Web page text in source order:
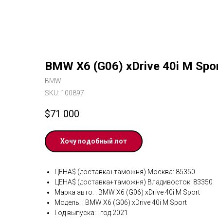
BMW X6 (G06) xDrive 40i M
BMW
SKU: 100897
$71 000
Хочу подобный лот
ЦЕНА$ (доставка+таможня) Москва: 85350
ЦЕНА$ (доставка+таможня) Владивосток: 83350
Марка авто: : BMW X6 (G06) xDrive 40i M Sport
Модель: : BMW X6 (G06) xDrive 40i M Sport
Год выпуска: : год.2021